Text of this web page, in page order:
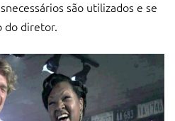
são utilizados e se
do diretor.